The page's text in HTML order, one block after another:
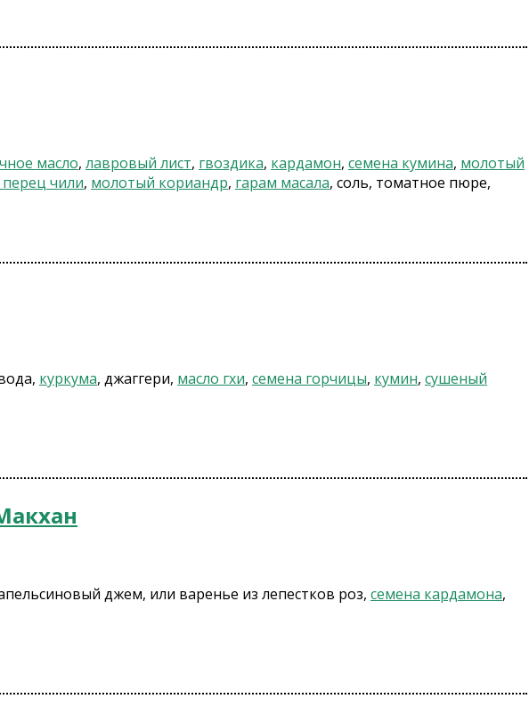
масло, лавровый лист, гвоздика, кардамон, семена кумина, молотый
чили, молотый кориандр, гарам масала, соль, томатное пюре,
куркума, джаггери, масло гхи, семена горчицы, кумин, сушеный
джем, или варенье из лепестков роз, семена кардамона,